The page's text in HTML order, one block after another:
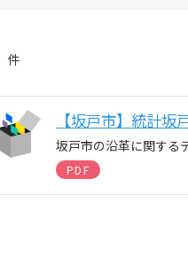
件
【坂戸市】統計坂
坂戸市の沿革に関する
PDF